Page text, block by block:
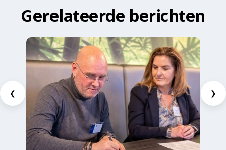
Gerelateerde berichten
❮ ❯